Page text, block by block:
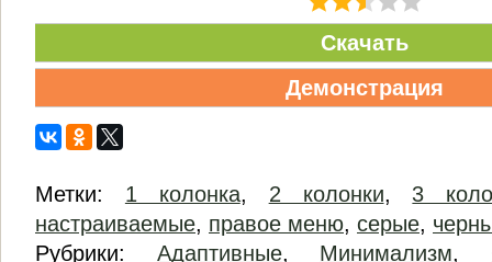
Скачать
Демонстрация
Метки: 1 колонка, 2 колонки, 3
настраиваемые, правое меню, серые,
Рубрики: Адаптивные, Минимализм,